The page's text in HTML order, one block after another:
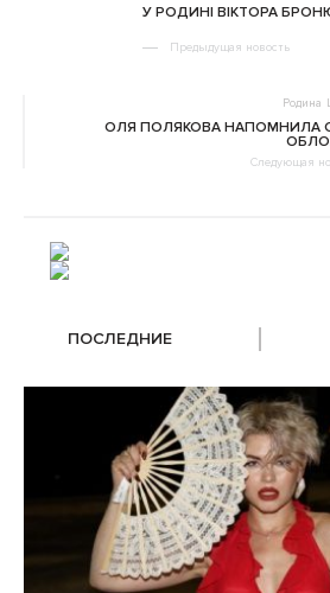
У РОДИНІ ВІКТОРА
Предыдущая новость
Родина
ОЛЯ ПОЛЯКОВА НАПОМНИЛА
Следующая
ПОСЛЕДНИЕ